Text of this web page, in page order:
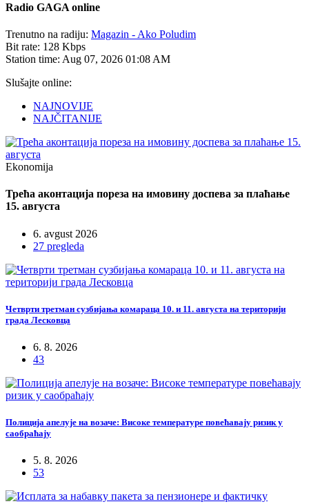
Radio GAGA online
Trenutno na radiju: Magazin - Ako Poludim
Bit rate: 128 Kbps
Station time: Aug 07, 2026 01:08 AM
Slušajte online:
NAJNOVIJE
NAJČITANIJE
Ekonomija
Трећа аконтација пореза на имовину доспева за плаћање
15. августа
6. avgust 2026
27 pregleda
Четврти третман сузбијања комараца 10. и 11. августа на територији
града Лесковца
6. 8. 2026
43
Полиција апелује на возаче: Високе температуре повећавају ризик у
саобраћају
5. 8. 2026
53